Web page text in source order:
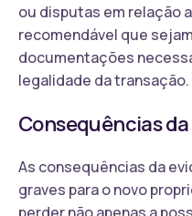
ou disputas em relação
recomendável que
documentações
legalidade da transação.
Consequências
As consequências da
graves para o novo
perder não apenas a